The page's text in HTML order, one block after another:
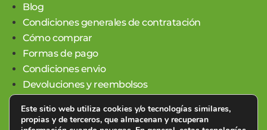
Blog
Condiciones generales de contratación
Cómo comprar
Formas de pago
Condiciones envio
Devoluciones y reembolsos
Este sitio web utiliza cookies y/o tecnologías similares,
propias y de terceros, que almacenan y recuperan